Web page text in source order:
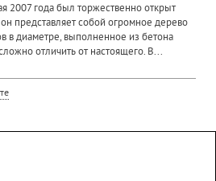
2007 года был торжественно открыт
представляет собой огромное дерево
в диаметре, выполненное из бетона
отличить от настоящего. В...